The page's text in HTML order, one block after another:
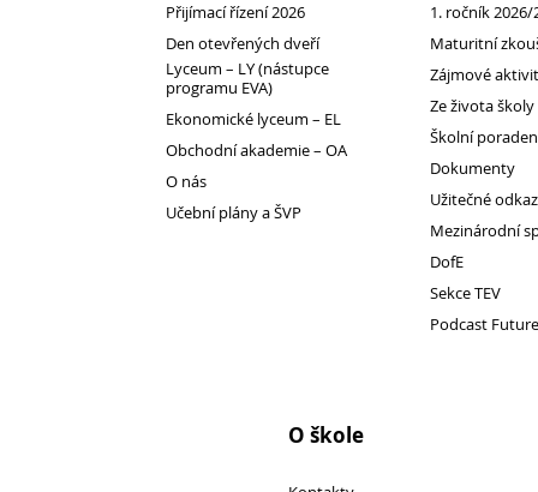
Ekonomické lyceum – EL
Obchodní akademie – OA
Učební plány a ŠVP
Přijímací řízení 2026
Den otevřených dveří
Lyceum – LY (nástupce
programu EVA)
Ekonomické lyceum – EL
Obchodní akademie – OA
O nás
Učební plány a ŠVP
1. ročník 2026/
Maturitní
Zájmové
Ze života školy
Školní
Dokumenty
Užitečné
Mezinárodní
DofE
Sekce TEV
Podcast
O škole